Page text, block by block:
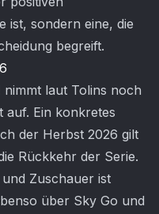
ist, sondern eine, die
begreift.
laut Tolins noch
auf. Ein konkretes
der Herbst 2026 gilt
Rückkehr der Serie.
Zuschauer ist
über Sky Go und